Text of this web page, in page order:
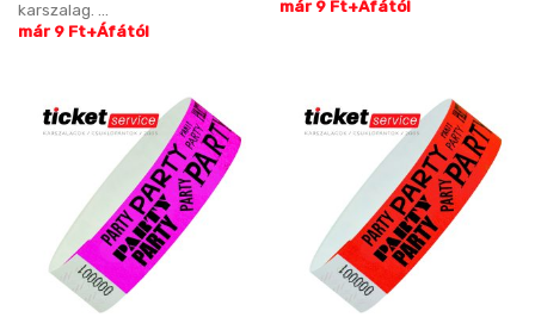
karszalag. ...
már 9 Ft+Áfától
már 9 Ft+Áfától